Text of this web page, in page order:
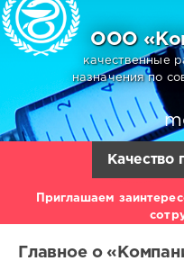
ООО
качественные
назначения по
Качество
Приглашаем
Главное о